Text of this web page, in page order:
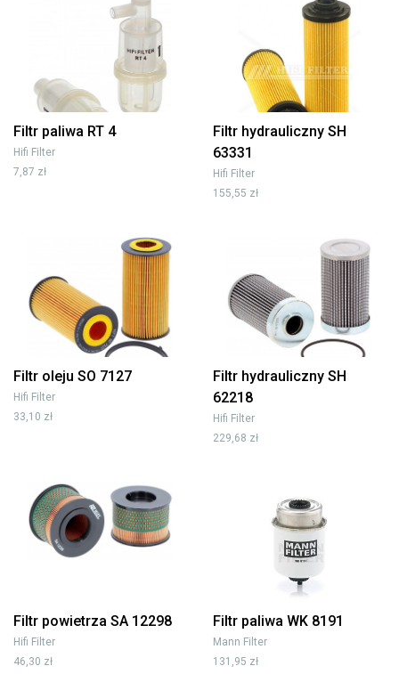
Filtr paliwa RT 4
Hifi Filter
7,87 zł
Filtr hydrauliczny SH
63331
Hifi Filter
155,55 zł
Filtr oleju SO 7127
Hifi Filter
33,10 zł
Filtr hydrauliczny SH
62218
Hifi Filter
229,68 zł
Filtr powietrza SA 12298
Hifi Filter
46,30 zł
Filtr paliwa WK 8191
Mann Filter
131,95 zł